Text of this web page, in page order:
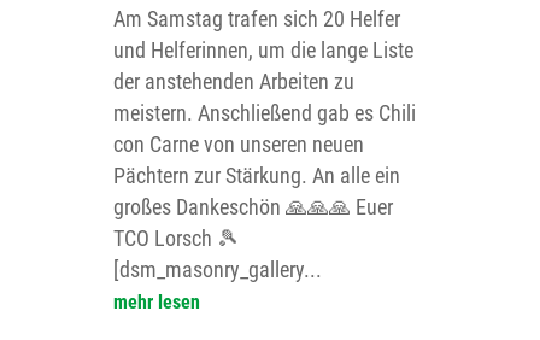
Am Samstag trafen sich 20 Helfer
und Helferinnen, um die lange Liste
der anstehenden Arbeiten zu
meistern. Anschließend gab es Chili
con Carne von unseren neuen
Pächtern zur Stärkung. An alle ein
großes Dankeschön 🙏🙏🙏 Euer
TCO Lorsch 🎾
[dsm_masonry_gallery...
mehr lesen